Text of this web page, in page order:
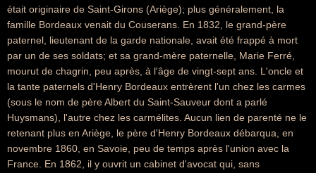
était originaire de Saint-Girons (Ariège); plus généralement, la
famille Bordeaux venait du Couserans. En 1832, le grand-père
paternel, lieutenant de la garde nationale, avait été frappé à mort
par un de ses soldats; et sa grand-mère paternelle, Marie Ferré,
mourut de chagrin, peu après, à l'âge de vingt-sept ans. L'oncle et
la tante paternels d'Henry Bordeaux entrèrent l'un chez les carmes
(sous le nom de père Albert du Saint-Sauveur dont a parlé
Huysmans), l'autre chez les carmélites. Aucun lien de parenté ne le
retenant plus en Ariège, le père d'Henry Bordeaux débarqua, en
novembre 1860, en Savoie, peu de temps après l'union avec la
France. En 1862, il y ouvrit un cabinet d'avocat qui, sans